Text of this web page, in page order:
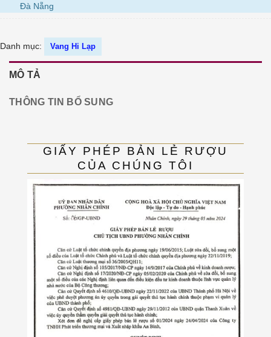
Đà Nẵng
Danh mục: Vang Hi Lạp
MÔ TẢ
THÔNG TIN BỔ SUNG
GIẤY PHÉP BẢN LẺ RƯỢU
CỦA CHÚNG TÔI